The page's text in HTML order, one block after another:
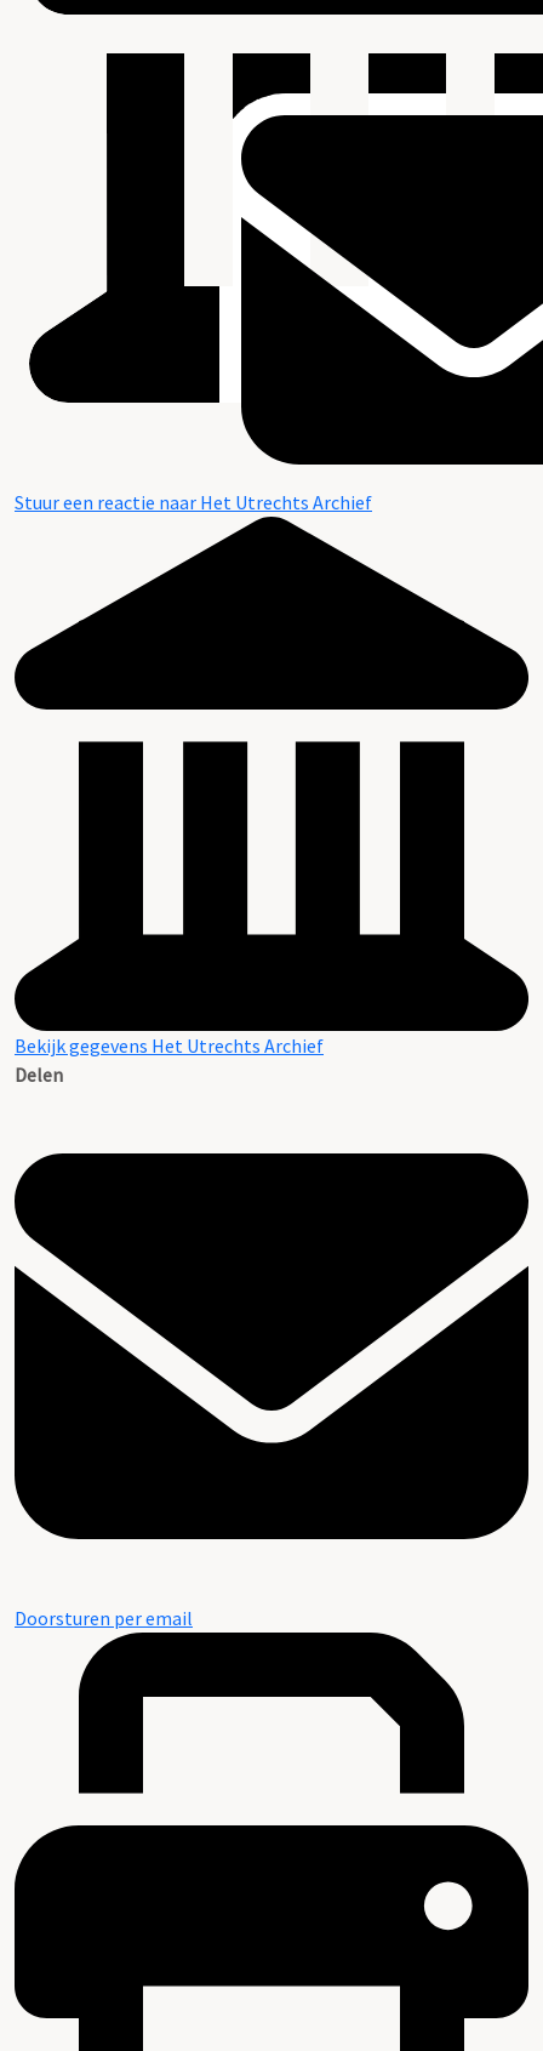
Stuur een reactie naar Het Utrechts Archief
Bekijk gegevens Het Utrechts Archief
Delen
Doorsturen per email